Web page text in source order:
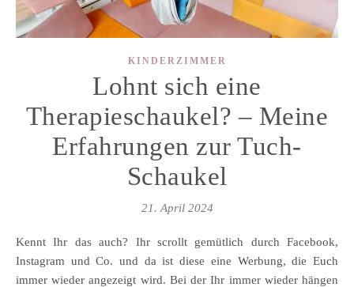
KINDERZIMMER
Lohnt sich eine
Therapieschaukel? – Meine
Erfahrungen zur Tuch-
Schaukel
21. April 2024
Kennt Ihr das auch? Ihr scrollt gemütlich durch Facebook,
Instagram und Co. und da ist diese eine Werbung, die Euch
immer wieder angezeigt wird. Bei der Ihr immer wieder hängen